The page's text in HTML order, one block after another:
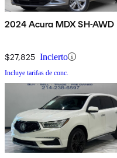
2024 Acura MDX SH-AWD
$27,825 Incierto
Incluye tarifas de conc.